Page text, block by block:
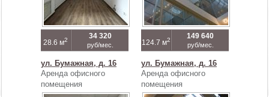
28.6 м2 34 320
руб/мес. 124.7 м2 149 640
руб/мес.
ул. Бумажная, д. 16
Аренда офисного
помещения
ул. Бумажная, д. 16
Аренда офисного
помещения